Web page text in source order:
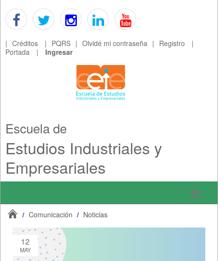
| Créditos | PQRS | Olvidé mi contraseña | Registro
|
Portada
| Ingresar
Escuela de
Estudios Industriales y
Empresariales
/ Comunicación / Noticias